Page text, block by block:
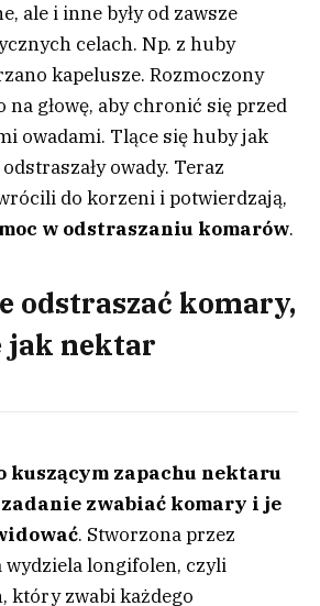
ale i inne były od zawsze
celach. Np. z huby
kapelusze. Rozmoczony
na głowę, aby chronić się przed
owadami. Tlące się huby jak
owady. Teraz
do korzeni i potwierdzają,
w odstraszaniu komarów.
odstraszać komary,
jak nektar
kuszącym zapachu nektaru
zwabiać komary i je
. Stworzona przez
wydziela longifolen, czyli
który zwabi każdego